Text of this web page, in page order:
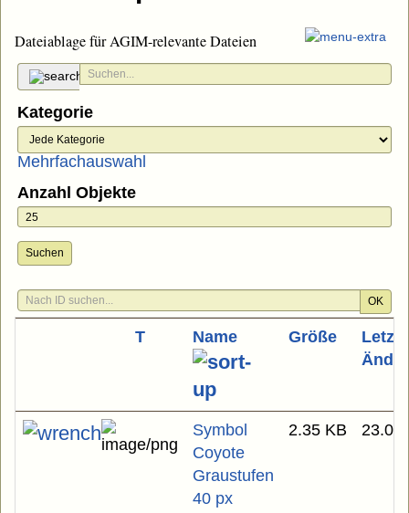
Dateiablage für AGIM-relevante Dateien
Kategorie
Mehrfachauswahl
Anzahl Objekte
Suchen
OK
T Name Größe
Letzte
Symbol
Coyote
Graustufen
40 px
2.35 KB